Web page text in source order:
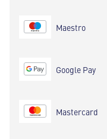
Maestro
Google Pay
Mastercard